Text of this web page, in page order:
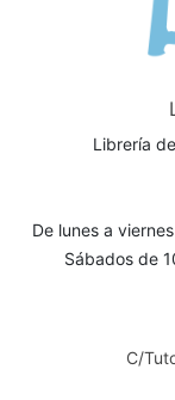
Librería
De lunes a
Sábados de
C/